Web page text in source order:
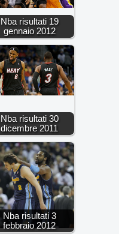
Nba risultati 19
gennaio 2012
Nba risultati 30
dicembre 2011
Nba risultati 3
febbraio 2012